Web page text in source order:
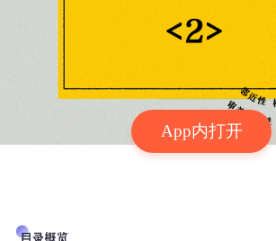
App内打开